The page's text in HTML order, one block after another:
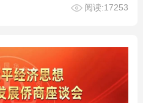
阅读:17253